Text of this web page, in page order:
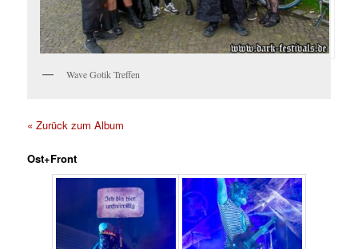
Wave Gotik Treffen
« Zurück zum Album
Ost+Front